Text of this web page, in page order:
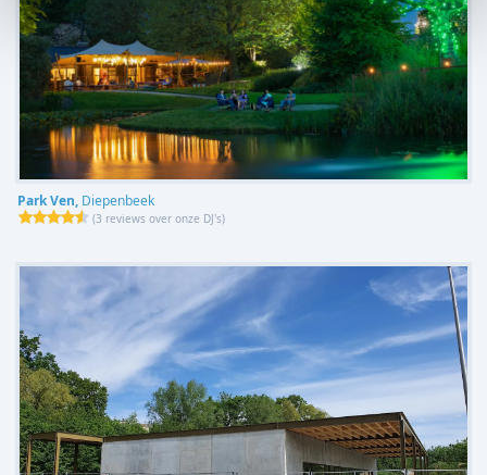
Park Ven, Diepenbeek
(3 reviews over onze DJ's)